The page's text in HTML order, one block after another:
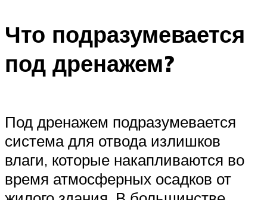
Что подразумевается
под дренажем?
Под дренажем подразумевается
система для отвода излишков
влаги, которые накапливаются во
время атмосферных осадков от